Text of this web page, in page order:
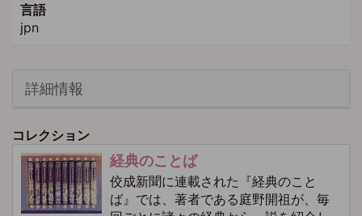
言語
jpn
詳細情報
コレクション
経典のことば
佼成新聞に連載された『経典のこと
ば』では、著者である庭野開祖が、毎